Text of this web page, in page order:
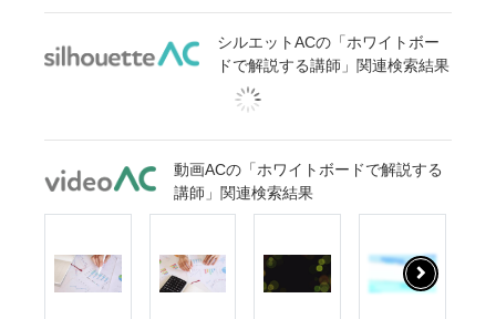
シルエットACの「ホワイトボー
ドで解説する講師」関連検索結果
動画ACの「ホワイトボードで解説する
講師」関連検索結果